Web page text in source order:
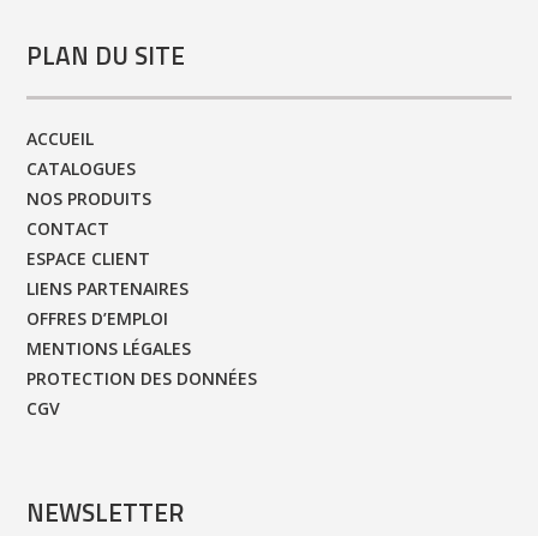
PLAN DU SITE
ACCUEIL
CATALOGUES
NOS PRODUITS
CONTACT
ESPACE CLIENT
LIENS PARTENAIRES
OFFRES D’EMPLOI
MENTIONS LÉGALES
PROTECTION DES DONNÉES
CGV
NEWSLETTER